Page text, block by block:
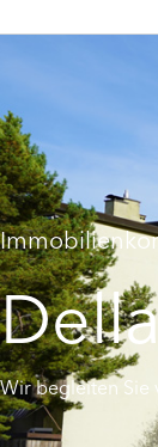
Wir begleiten Sie